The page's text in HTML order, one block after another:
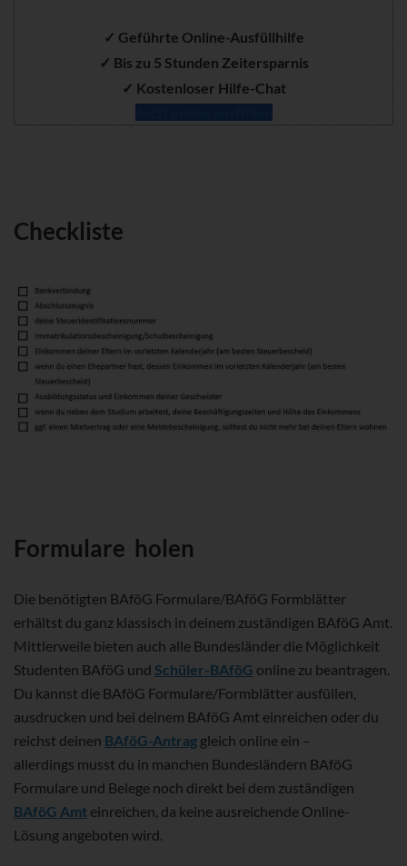
✓ Geführte Online-Ausfüllhilfe
✓ Bis zu 5 Stunden Zeitersparnis
✓ Kostenloser Hilfe-Chat
Checkliste
Formulare holen
Die benötigten BAföG Formulare/BAföG Formblätter
erhältst du ganz klassisch in deinem zuständigen BAföG Amt.
Mittlerweile bieten auch alle Bundesländer die Möglichkeit
Studenten BAföG und Schüler-BAföG online zu beantragen.
Du kannst die BAföG Formulare/Formblätter ausfüllen,
ausdrucken und bei deinem BAföG Amt einreichen oder du
reichst deinen BAföG-Antrag gleich online ein –
allerdings musst du in manchen Bundesländern BAföG
Formulare und Belege noch direkt bei dem zuständigen
BAföG Amt einreichen, da keine ausreichende Online-
Lösung angeboten wird.